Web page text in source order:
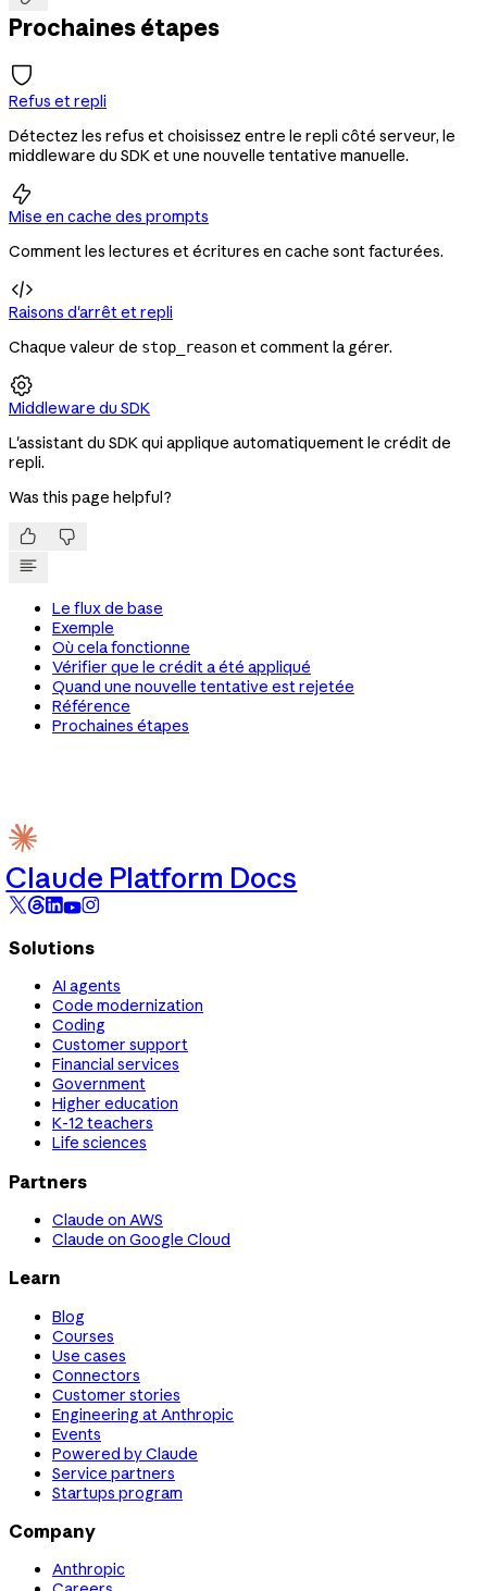
Prochaines étapes
Refus et repli
Détectez les refus et choisissez entre le repli côté serveur, le
middleware du SDK et une nouvelle tentative manuelle.

Mise en cache des prompts
Comment les lectures et écritures en cache sont facturées.

Raisons d'arrêt et repli
Chaque valeur de stop_reasonet comment la gérer.

Middleware du SDK
L'assistant du SDK qui applique automatiquement le crédit de
repli.
Was this page helpful?
 
Le flux de base
Exemple
Où cela fonctionne
Vérifier que le crédit a été appliqué
Quand une nouvelle tentative est rejetée
Référence
Prochaines étapes
Claude Platform Docs
Solutions
AI agents
Code modernization
Coding
Customer support
Financial services
Government
Higher education
K-12 teachers
Life sciences
Partners
Claude on AWS
Claude on Google Cloud
Learn
Blog
Courses
Use cases
Connectors
Customer stories
Engineering at Anthropic
Events
Powered by Claude
Service partners
Startups program
Company
Anthropic